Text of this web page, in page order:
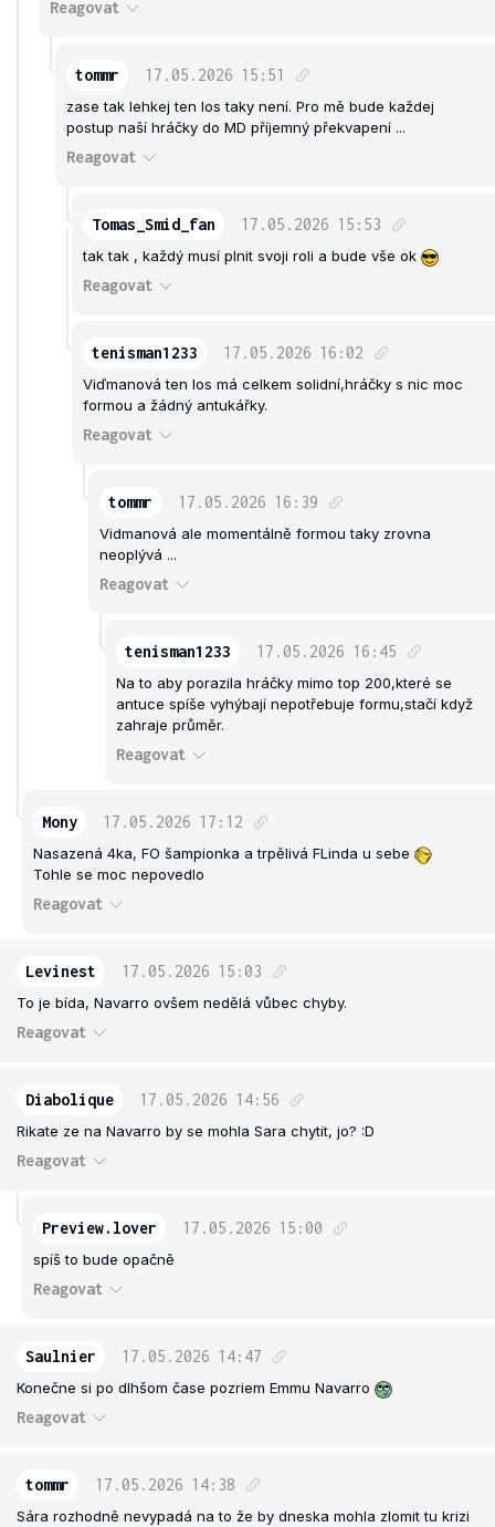
Reagovat
tommr 17.05.2026 15:51
zase tak lehkej ten los taky není. Pro mě bude každej
postup naší hráčky do MD příjemný překvapení ...
Reagovat
Tomas_Smid_fan 17.05.2026 15:53
tak tak , každý musí plnit svoji roli a bude vše ok
Reagovat
tenisman1233 17.05.2026 16:02
Viďmanová ten los má celkem solidní,hráčky s nic moc
formou a žádný antukářky.
Reagovat
tommr 17.05.2026 16:39
Vidmanová ale momentálně formou taky zrovna
neoplývá ...
Reagovat
tenisman1233 17.05.2026 16:45
Na to aby porazila hráčky mimo top 200,které se
antuce spíše vyhýbají nepotřebuje formu,stačí když
zahraje průměr.
Reagovat
Mony 17.05.2026 17:12
Nasazená 4ka, FO šampionka a trpělivá FLinda u sebe
Tohle se moc nepovedlo
Reagovat
Levinest 17.05.2026 15:03
To je bída, Navarro ovšem nedělá vůbec chyby.
Reagovat
Diabolique 17.05.2026 14:56
Rikate ze na Navarro by se mohla Sara chytit, jo? :D
Reagovat
Preview.lover 17.05.2026 15:00
spíš to bude opačně
Reagovat
Saulnier 17.05.2026 14:47
Konečne si po dlhšom čase pozriem Emmu Navarro
Reagovat
tommr 17.05.2026 14:38
Sára rozhodně nevypadá na to že by dneska mohla zlomit tu krizi